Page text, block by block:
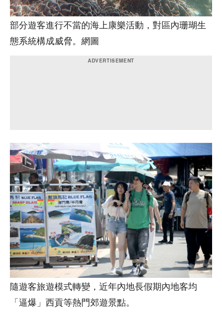
部分遊客進行不當的海上康樂活動，對區內珊瑚生
態系統構成威脅。網圖
隨遊客旅遊模式轉變，近年內地長假期內地客均
「逼爆」西貢等熱門郊遊景點。